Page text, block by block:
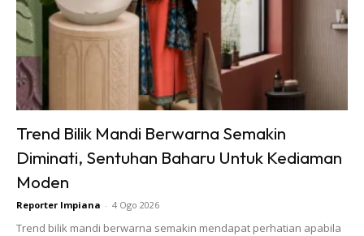
Di samping itu, Panasonic U Series Jet Pump Water Heater
ini juga telah direka dengan kemasan rona hitam dan kelabu
pada seluruh permukaan luaran badan pemanas air
mandian. Oleh itu, sudah pasti pemanas air mandian ini akan
menjadi pelengkap kepada dekorasi ruang bilik mandi anda.
Trend Bilik Mandi Berwarna Semakin
Diminati, Sentuhan Baharu Untuk Kediaman
Moden
Reporter Impiana - 4 Ogo 2026
Trend bilik mandi berwarna semakin mendapat perhatian apabila